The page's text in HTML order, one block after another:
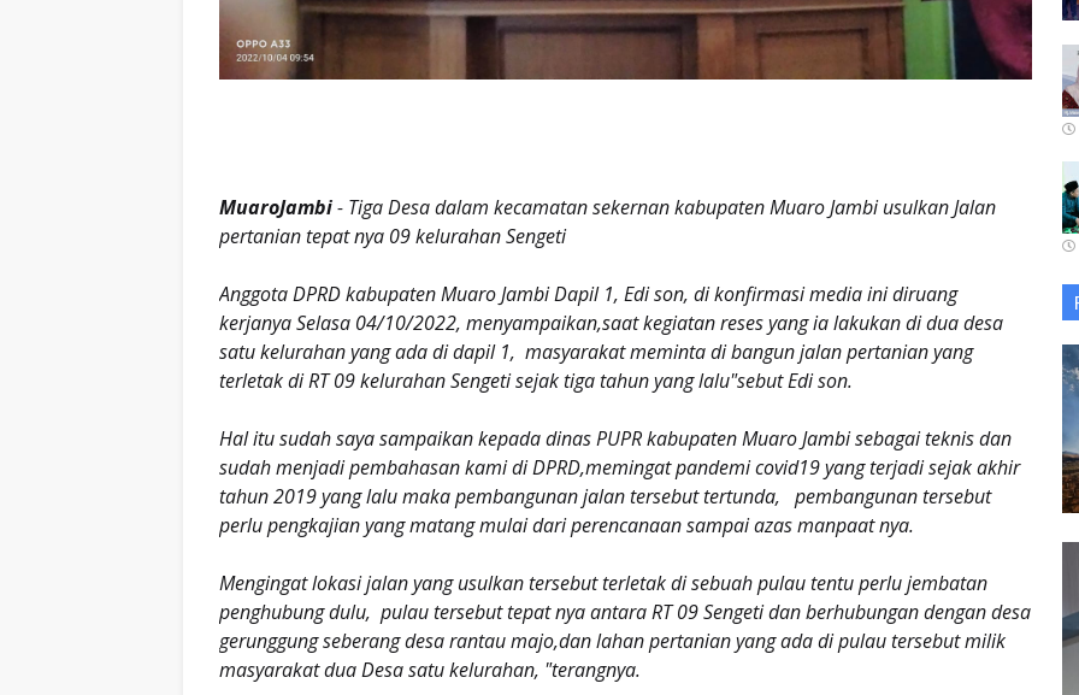
MuaroJambi- Tiga Desa dalam kecamatan sekernan kabupaten Muaro Jambi usulkan Jalan
pertanian tepat nya 09 kelurahan Sengeti
Anggota DPRD kabupaten Muaro Jambi Dapil 1, Edi son, di konfirmasi media ini diruang
kerjanya Selasa 04/10/2022, menyampaikan,saat kegiatan reses yang ia lakukan di dua desa
satu kelurahan yang ada di dapil 1, masyarakat meminta di bangun jalan pertanian yang
terletak di RT 09 kelurahan Sengeti sejak tiga tahun yang lalu"sebut Edi son.
Hal itu sudah saya sampaikan kepada dinas PUPR kabupaten Muaro Jambi sebagai teknis dan
sudah menjadi pembahasan kami di DPRD,memingat pandemi covid19 yang terjadi sejak akhir
tahun 2019 yang lalu maka pembangunan jalan tersebut tertunda, pembangunan tersebut
perlu pengkajian yang matang mulai dari perencanaan sampai azas manpaat nya.
Mengingat lokasi jalan yang usulkan tersebut terletak di sebuah pulau tentu perlu jembatan
penghubung dulu, pulau tersebut tepat nya antara RT 09 Sengeti dan berhubungan dengan desa
gerunggung seberang desa rantau majo,dan lahan pertanian yang ada di pulau tersebut milik
masyarakat dua Desa satu kelurahan, "terangnya.